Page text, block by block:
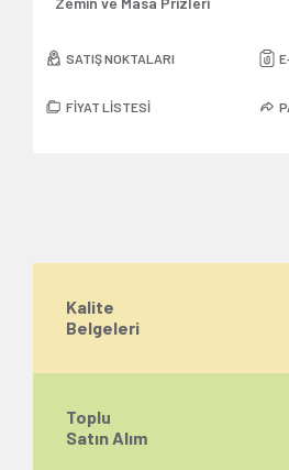
SATIŞ NOKTALARI
FİYAT LİSTESİ
Kalite
Belgeleri
Toplu
Satın Alım